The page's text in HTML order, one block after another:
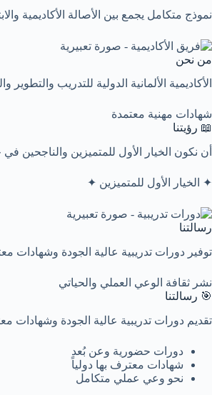
نموذج متكامل يجمع بين الأصالة الأكاديمية
من نحن
الأكاديمية الألمانية الدولية للتدريب والتطوير
شهادات مهنية معتمدة
📖 رؤيتنا
أن نكون الخيار الأول للمتميزين والناجحين
✦ الخيار الأول للمتميزين ✦
رسالتنا
توفير دورات تدريبية عالية الجودة وشهادات
نشر ثقافة الوعي العملي والحياتي
🎯 رسالتنا
تقديم دورات تدريبية عالية الجودة وشهادات
دورات حضورية وعن بُعد
شهادات معترف بها دولياً
نحو وعي عملي متكامل